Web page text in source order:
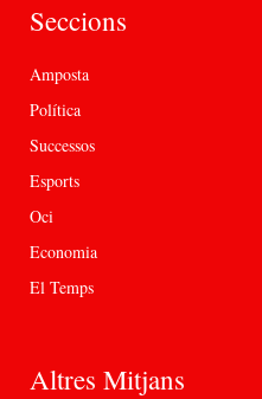
Seccions
Amposta
Política
Successos
Esports
Oci
Economia
El Temps
Altres Mitjans